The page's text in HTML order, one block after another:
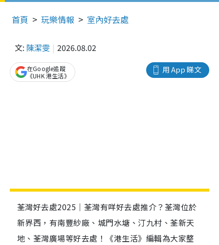
首頁 玩樂情報 室內好去處
文: 陳潔雯 2026.08.02
用 App 睇文
在Google追蹤
《UHK 港生活》
荃灣好去處2025｜荃灣有咩好去處推介？荃灣位於
新界西，有南豐紗廠、城門水塘、汀九村、荃新天
地、荃灣廣場等好去處！《港生活》編輯為大家整